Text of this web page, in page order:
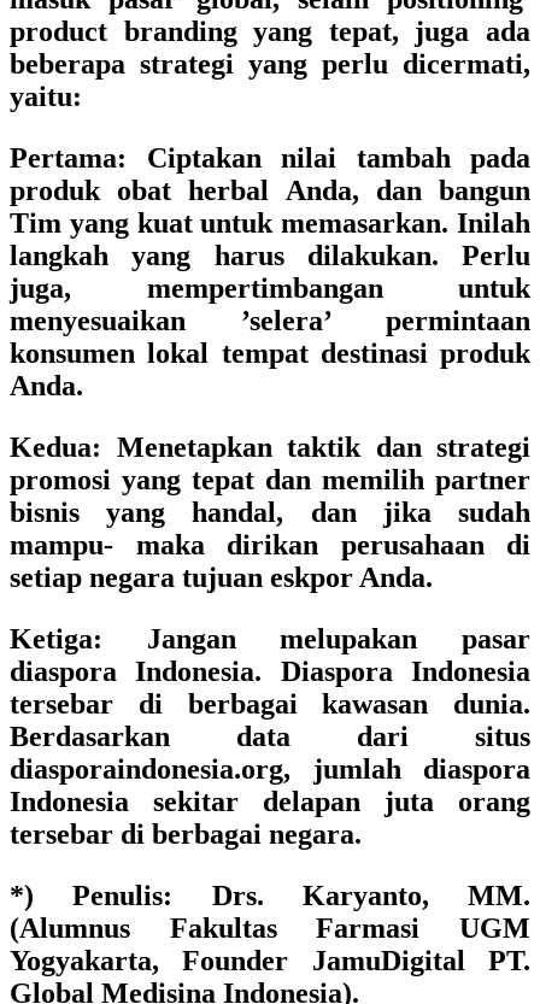
product branding yang tepat, juga ada
beberapa strategi yang perlu dicermati,
yaitu:
Pertama: Ciptakan nilai tambah pada
produk obat herbal Anda, dan bangun
Tim yang kuat untuk memasarkan. Inilah
langkah yang harus dilakukan. Perlu
juga, mempertimbangan untuk
menyesuaikan ’selera’ permintaan
konsumen lokal tempat destinasi produk
Anda.
Kedua: Menetapkan taktik dan strategi
promosi yang tepat dan memilih partner
bisnis yang handal, dan jika sudah
mampu- maka dirikan perusahaan di
setiap negara tujuan eskpor Anda.
Ketiga: Jangan melupakan pasar
diaspora Indonesia. Diaspora Indonesia
tersebar di berbagai kawasan dunia.
Berdasarkan data dari situs
diasporaindonesia.org, jumlah diaspora
Indonesia sekitar delapan juta orang
tersebar di berbagai negara.
*) Penulis: Drs. Karyanto, MM.
(Alumnus Fakultas Farmasi UGM
Yogyakarta, Founder JamuDigital PT.
Global Medisina Indonesia).